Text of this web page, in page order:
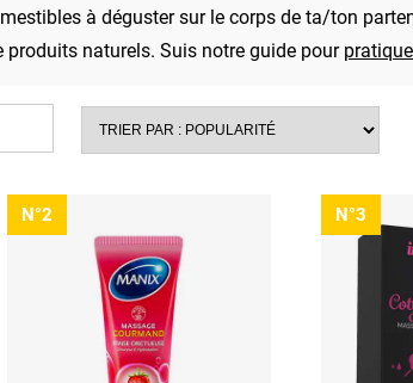
à déguster sur le corps de ta/ton
naturels. Suis notre guide pour
N°2 N°3